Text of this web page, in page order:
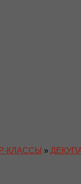
КЛАССЫ »